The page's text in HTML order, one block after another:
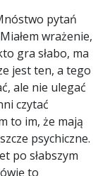
pytań
wrażenie,
gra słabo, ma
jest ten, a tego
ale nie ulegać
czytać
to im, że mają
psychiczne.
po słabszym
to